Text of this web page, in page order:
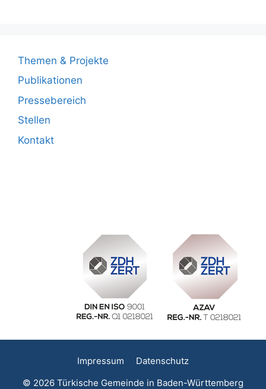
Themen & Projekte
Publikationen
Pressebereich
Stellen
Kontakt
Impressum
Datenschutz
© 2026 Türkische Gemeinde in Baden-Württemberg